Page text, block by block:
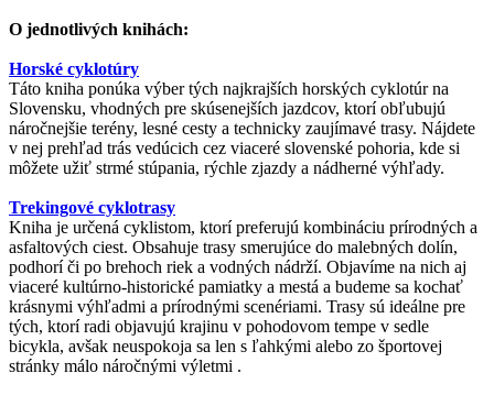
O jednotlivých knihách:
Horské cyklotúry
Táto kniha ponúka výber tých najkrajších horských cyklotúr na
Slovensku, vhodných pre skúsenejších jazdcov, ktorí obľubujú
náročnejšie terény, lesné cesty a technicky zaujímavé trasy. Nájdete
v nej prehľad trás vedúcich cez viaceré slovenské pohoria, kde si
môžete užiť strmé stúpania, rýchle zjazdy a nádherné výhľady.
Trekingové cyklotrasy
Kniha je určená cyklistom, ktorí preferujú kombináciu prírodných a
asfaltových ciest. Obsahuje trasy smerujúce do malebných dolín,
podhorí či po brehoch riek a vodných nádrží. Objavíme na nich aj
viaceré kultúrno-historické pamiatky a mestá a budeme sa kochať
krásnymi výhľadmi a prírodnými scenériami. Trasy sú ideálne pre
tých, ktorí radi objavujú krajinu v pohodovom tempe v sedle
bicykla, avšak neuspokoja sa len s ľahkými alebo zo športovej
stránky málo náročnými výletmi .